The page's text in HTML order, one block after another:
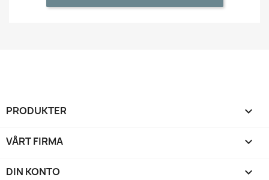
PRODUKTER 
VÅRT FIRMA 
DIN KONTO 